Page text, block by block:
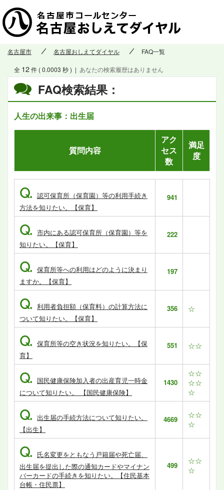
名古屋市 名古屋おしえてダイヤル FAQ一覧
FAQ検索結果：
人生の出来事：出生届
全 12件 ( 0.0003 秒 ) | あなたの検索履歴はありません
質問内容
アク
セス
数
満足
度
Q. 認可保育所（保育園）等の利用手続き
方法を知りたい。【保育】
941
Q. 市内にある認可保育所（保育園）等を
知りたい。【保育】
222
Q. 保育所等への利用はどのように決まり
ますか。【保育】
197
Q. 利用者負担額（保育料）の計算方法に
ついて知りたい。【保育】
356 ☆
Q. 保育所等の空き状況を知りたい。【保
育】
551 ☆☆
Q. 国民健康保険加入者の出産育児一時金
について知りたい。 【国民健康保険】
1430
☆☆
☆☆
☆
Q. 出生届の手続方法について知りたい。
【出生】
4669
☆☆
☆
Q. 氏名変更をともなう戸籍届や死亡届、
出生届を提出した際の通知カードやマイナン
バーカードの手続きを知りたい。【住民基本
台帳・住民票】
499
☆☆
☆